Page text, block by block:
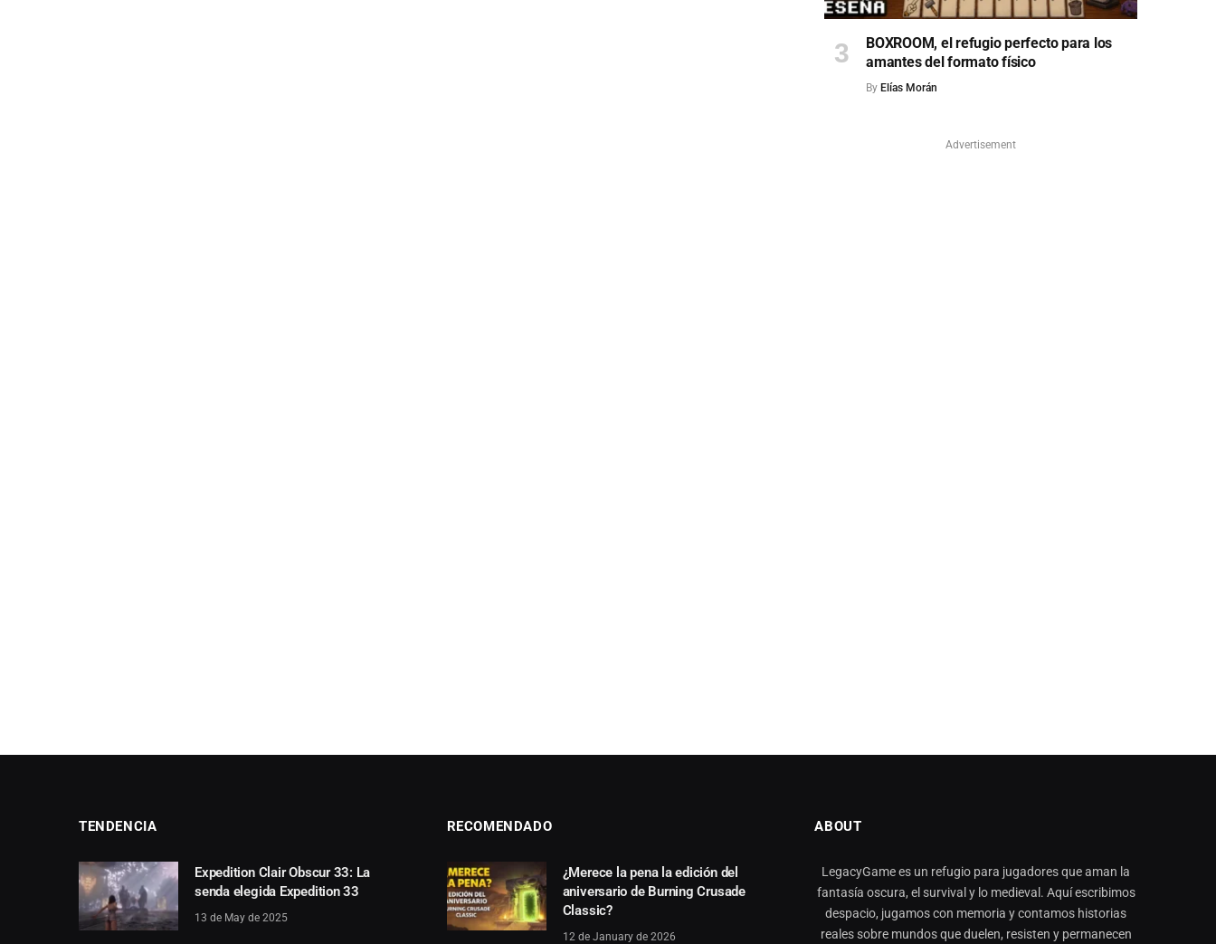
BOXROOM, el refugio perfecto para los
amantes del formato físico
By Elías Morán
Advertisement
TENDENCIA
Expedition Clair Obscur 33: La
senda elegida Expedition 33
13 de May de 2025
RECOMENDADO
¿Merece la pena la edición del
aniversario de Burning Crusade
Classic?
12 de January de 2026
ABOUT
LegacyGame es un refugio para jugadores que aman la
fantasía oscura, el survival y lo medieval. Aquí escribimos
despacio, jugamos con memoria y contamos historias
reales sobre mundos que duelen, resisten y permanecen